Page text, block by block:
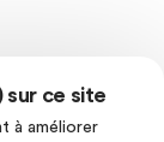
sur ce site
à améliorer